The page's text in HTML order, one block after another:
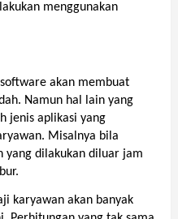
menggunakan
akan membuat
Namun hal lain yang
jenis aplikasi yang
Misalnya bila
yang dilakukan diluar jam
karyawan akan banyak